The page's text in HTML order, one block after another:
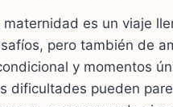
maternidad es un viaje
pero también de
y momentos
dificultades pueden